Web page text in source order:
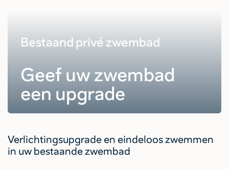
Bestaand privé zwembad
Geef uw zwembad
een upgrade
Verlichtingsupgrade en eindeloos zwemmen
in uw bestaande zwembad